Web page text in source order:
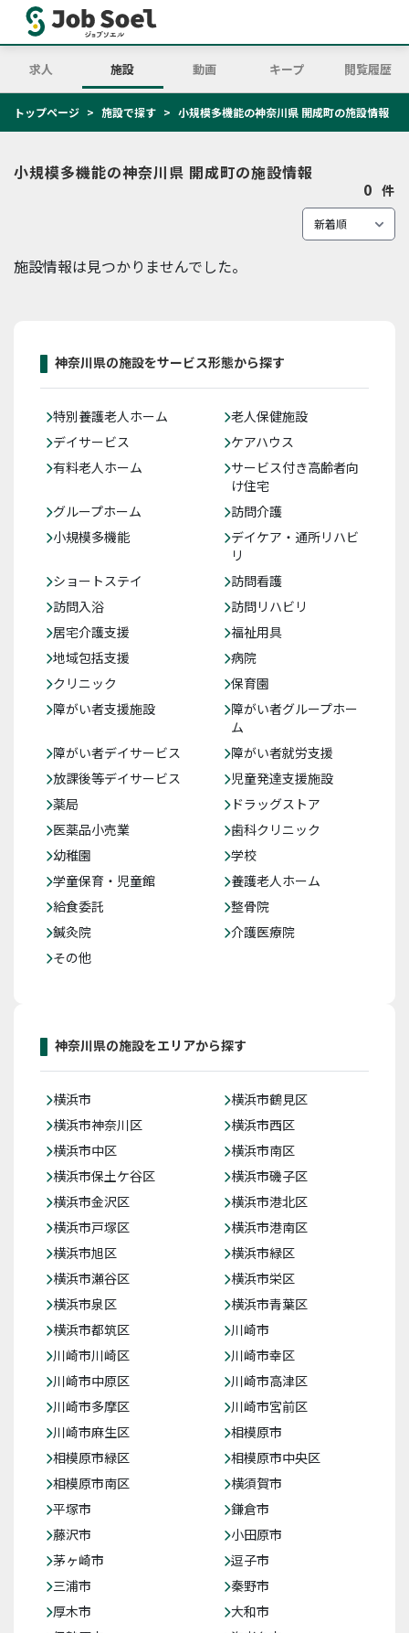
求人 施設 動画 キープ 閲覧履歴
トップページ 施設で探す 小規模多機能の神奈川県 開成町の施設情報
小規模多機能の神奈川県 開成町の施設情報
0 件
施設情報は見つかりませんでした。
神奈川県の施設をサービス形態から探す
特別養護老人ホーム
老人保健施設
デイサービス
ケアハウス
有料老人ホーム
サービス付き高齢者向
け住宅
グループホーム
訪問介護
小規模多機能
デイケア・通所リハビ
リ
ショートステイ
訪問看護
訪問入浴
訪問リハビリ
居宅介護支援
福祉用具
地域包括支援
病院
クリニック
保育園
障がい者支援施設
障がい者グループホー
ム
障がい者デイサービス
障がい者就労支援
放課後等デイサービス
児童発達支援施設
薬局
ドラッグストア
医薬品小売業
歯科クリニック
幼稚園
学校
学童保育・児童館
養護老人ホーム
給食委託
整骨院
鍼灸院
介護医療院
その他
神奈川県の施設をエリアから探す
横浜市
横浜市鶴見区
横浜市神奈川区
横浜市西区
横浜市中区
横浜市南区
横浜市保土ケ谷区
横浜市磯子区
横浜市金沢区
横浜市港北区
横浜市戸塚区
横浜市港南区
横浜市旭区
横浜市緑区
横浜市瀬谷区
横浜市栄区
横浜市泉区
横浜市青葉区
横浜市都筑区
川崎市
川崎市川崎区
川崎市幸区
川崎市中原区
川崎市高津区
川崎市多摩区
川崎市宮前区
川崎市麻生区
相模原市
相模原市緑区
相模原市中央区
相模原市南区
横須賀市
平塚市
鎌倉市
藤沢市
小田原市
茅ヶ崎市
逗子市
三浦市
秦野市
厚木市
大和市